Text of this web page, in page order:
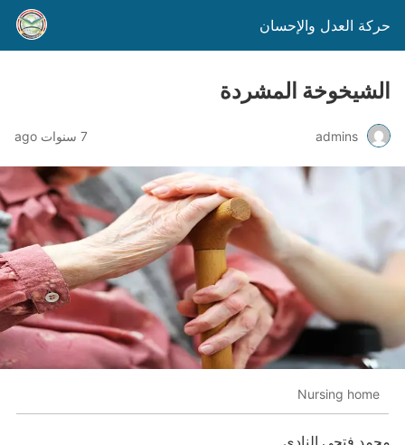
حركة العدل والإحسان
الشيخوخة المشردة
admins 7 سنوات ago
Nursing home
محمد فتحي النادي